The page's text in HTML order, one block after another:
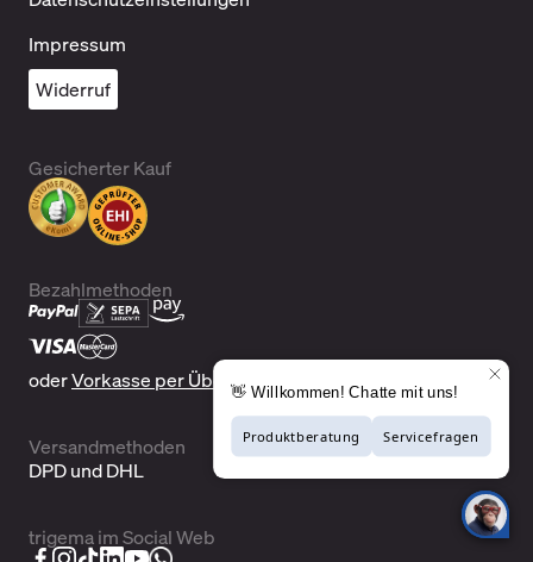
Impressum
Widerruf
Gesicherter Kauf
Bezahlmethoden
oderVorkasse per Überweisung
Versandmethoden
DPD und DHL
trigema im Social Web